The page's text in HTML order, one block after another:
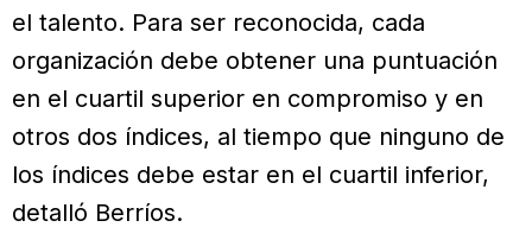
el talento. Para ser reconocida, cada
organización debe obtener una puntuación
en el cuartil superior en compromiso y en
otros dos índices, al tiempo que ninguno de
los índices debe estar en el cuartil inferior,
detalló Berríos.